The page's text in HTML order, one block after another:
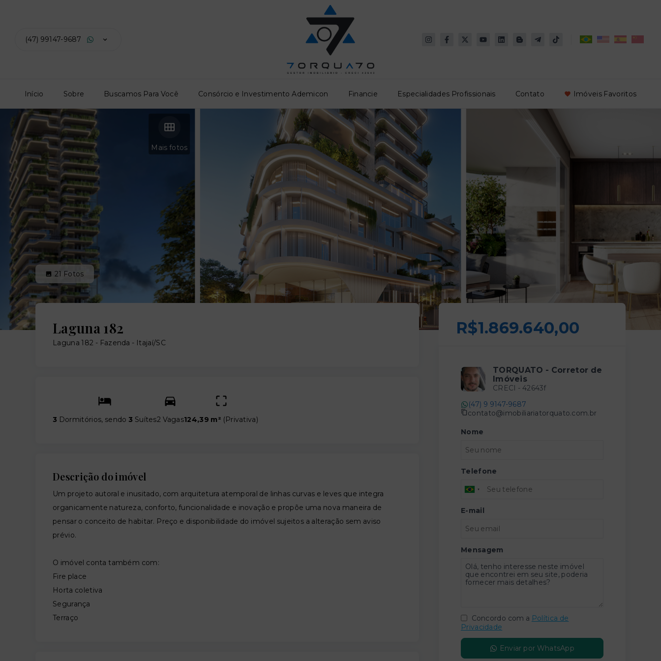
(47) 99147-9687
Início Sobre Buscamos Para Você Consórcio e Investimento Ademicon Financie Especialidades Profissionais Contato Imóveis Favoritos
Mais fotos
21 Fotos
Laguna 182
Laguna 182 - Fazenda - Itajaí/SC
3 Dormitórios, sendo 3 Suítes2 Vagas124,39 m² (Privativa)
Descrição do imóvel
Um projeto autoral e inusitado, com arquitetura atemporal de linhas curvas e leves que integra
organicamente natureza, conforto, funcionalidade e inovação e propõe uma nova maneira de
pensar o conceito de habitar. Preço e disponibilidade do imóvel sujeitos a alteração sem aviso
prévio.
O imóvel conta também com:
Fire place
Horta coletiva
Segurança
Terraço
R$1.869.640,00
TORQUATO - Corretor de
Imóveis
CRECI - 42643f
(47) 9 9147-9687
contato@imobiliariatorquato.com.br
Nome
Telefone
E-mail
Mensagem
Concordo com a Política de
Privacidade
Enviar por WhatsApp